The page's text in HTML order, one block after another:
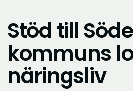
Stöd till
kommuns
näringsliv